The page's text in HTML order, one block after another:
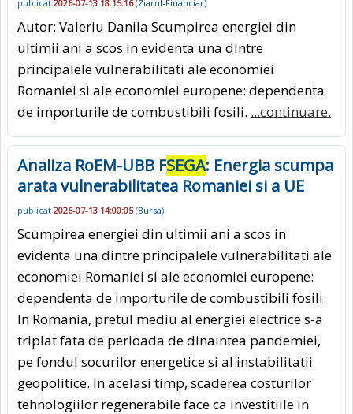
publicat 2026-07-13 18:15:16(Ziarul-Financiar)
Autor: Valeriu Danila Scumpirea energiei din
ultimii ani a scos in evidenta una dintre
principalele vulnerabilitati ale economiei
Romaniei si ale economiei europene: dependenta
de importurile de combustibili fosili. ...continuare.
Analiza RoEM-UBB FSEGA: Energia scumpa
arata vulnerabilitatea Romaniei si a UE
publicat 2026-07-13 14:00:05(Bursa)
Scumpirea energiei din ultimii ani a scos in
evidenta una dintre principalele vulnerabilitati ale
economiei Romaniei si ale economiei europene:
dependenta de importurile de combustibili fosili.
In Romania, pretul mediu al energiei electrice s-a
triplat fata de perioada de dinaintea pandemiei,
pe fondul socurilor energetice si al instabilitatii
geopolitice. In acelasi timp, scaderea costurilor
tehnologiilor regenerabile face ca investitiile in